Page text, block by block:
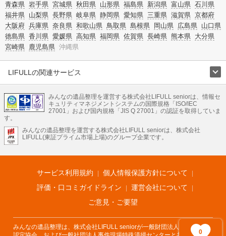
0
青森県 岩手県 宮城県 秋田県 山形県 福島県 新潟県 富山県 石川県
福井県 山梨県 長野県 岐阜県 静岡県 愛知県 三重県 滋賀県 京都府
大阪府 兵庫県 奈良県 和歌山県 鳥取県 島根県 岡山県 広島県 山口県
徳島県 香川県 愛媛県 高知県 福岡県 佐賀県 長崎県 熊本県 大分県
宮崎県 鹿児島県 沖縄県
LIFULLの関連サービス
不動産・住宅
引越し 老人ホーム 地方創生 ママの就労支援
不動産クラウドファンディング 遺品整理 老後の暮らし情報
LIFULL HOME'Sのサービス
不動産・住宅
不動産査定 マンション専門売却査定 不動産投資 アドバイザー
不動産アーカイブ
空き家バンク 家賃相場 不動産会社
まちむすび
不動産用語集 住まいのお役立ち情報
LIFULL HOME'S PRESS
アプリ 不動産データ 不動産転職
みんなの遺品整理を運営する株式会社LIFULL seniorは、情報セ
キュリティマネジメントシステムの国際規格「ISO/IEC
27001」および国内規格「JIS Q 27001」の認証を取得していま
す。
みんなの遺品整理を運営する株式会社LIFULL seniorは、株式会社
LIFULL(東証プライム市場上場)のグループ企業です。
サービス利用規約
個人情報保護方針について
評価・口コミガイドライン
運営会社について
ご意見・ご要望
みんなの遺品整理は、株式会社LIFULL seniorが一般財団法人遺品整理士